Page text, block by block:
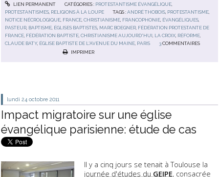
LIEN PERMANENT CATÉGORIES : PROTESTANTISME ÉVANGÉLIQUE,
PROTESTANTISMES RELIGIONS À LA LOUPE TAGS :ANDRÉ THOBOIS PROTESTANTISME
NOTICE NÉCROLOGIQUE FRANCE ,CHRISTIANISME FRANCOPHONIE ÉVANGÉLIQUES
PASTEUR BAPTISME ÉGLISES BAPTISTES MARC BOEGNER FÉDÉRATION PROTESTANTE DE
FRANCE FÉDÉRATION BAPTISTE ,CHRISTIANISME AUJOURD'HUI LA CROIX RÉFORME
CLAUDE BATY, ÉGLISE BAPTISTE DE L'AVENUE DU MAINE PARIS 3 COMMENTAIRES
IMPRIMER
lundi 24 octobre 2011
Impact migratoire sur une église
évangélique parisienne: étude de cas
Il y a cinq jours se tenait à Toulouse la
journée d'études du GEIPE, consacrée